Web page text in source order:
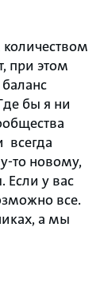
при этом
бы я ни
всегда
то новому,
Если у вас
все.
а мы